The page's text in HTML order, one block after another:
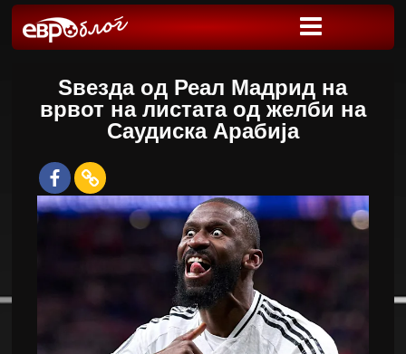
Ѕвезда од Реал Мадрид на
врвот на листата од желби на
Саудиска Арабија